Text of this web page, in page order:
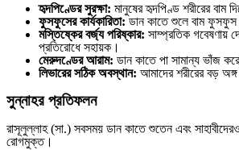
হৃদপিণ্ডের সুরক্ষা: মানুষের হৃদপিণ্ড শরীরের
ফুসফুসের কার্যকারিতা: ডান কাতে শুলে বাম ফুসফুস
মস্তিষ্কের বর্জ্য পরিষ্কার: সাম্প্রতিক গবেষণায়
প্রতিরোধে সহায়ক।
মেরুদণ্ডের আরাম: ডান কাতে পা সামান্য ভাঁজ
লিভারের সঠিক অবস্থান: আমাদের শরীরের বড়
​সুন্নাহর প্রতিফলন
​রাসূলুল্লাহ (সা.) সবসময় ডান কাতে শুতেন এবং
রোগমুক্ত।